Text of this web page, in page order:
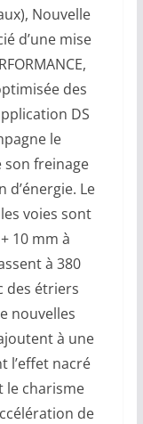
Nouvelle
d’une mise
des
DS
le
son freinage
Le
voies sont
10 mm à
à 380
des étriers
nouvelles
à une
l’effet nacré
le charisme
de